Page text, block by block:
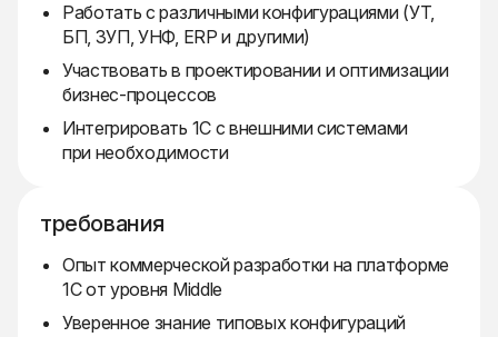
Работать с различными конфигурациями (УТ,
БП, ЗУП, УНФ, ERP и другими)
Участвовать в проектировании и оптимизации
бизнес-процессов
Интегрировать 1С с внешними системами
при необходимости
требования
Опыт коммерческой разработки на платформе
1С от уровня Middle
Уверенное знание типовых конфигураций